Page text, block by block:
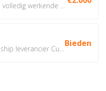
Bieden